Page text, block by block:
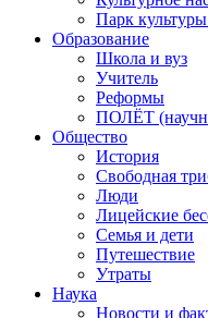
Парк
Образование
Школа и вуз
Учитель
Реформы
ПОЛЁТ
Общество
История
Свободная
Люди
Лицейские
Семья и дети
Путешествие
Утраты
Наука
Новости и